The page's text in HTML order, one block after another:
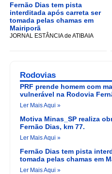
Fernão Dias tem pista
interditada após carreta ser
tomada pelas chamas em
Mairiporã
JORNAL ESTÂNCIA de ATIBAIA
Rodovias
PRF prende homem com
vulnerável na Rodovia
Ler Mais Aqui »
Motiva Minas_SP realiza
Fernão Dias, km 77.
Ler Mais Aqui »
Fernão Dias tem pista
tomada pelas chamas em
Ler Mais Aqui »